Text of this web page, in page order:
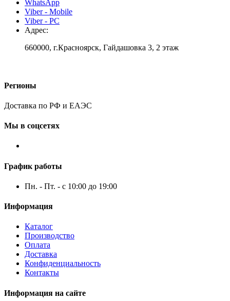
WhatsApp
Viber - Mobile
Viber - PC
Адрес:
660000, г.Красноярск, Гайдашовка 3, 2 этаж
Регионы
Доставка по РФ и ЕАЭС
Мы в соцсетях
График работы
Пн. - Пт. - с 10:00 до 19:00
Информация
Каталог
Производство
Оплата
Доставка
Конфиденциальность
Контакты
Информация на сайте